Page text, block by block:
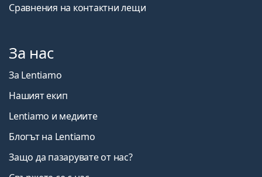
Сравнения на контактни лещи
За нас
За Lentiamo
Нашият екип
Lentiamo и медиите
Блогът на Lentiamo
Защо да пазарувате от нас?